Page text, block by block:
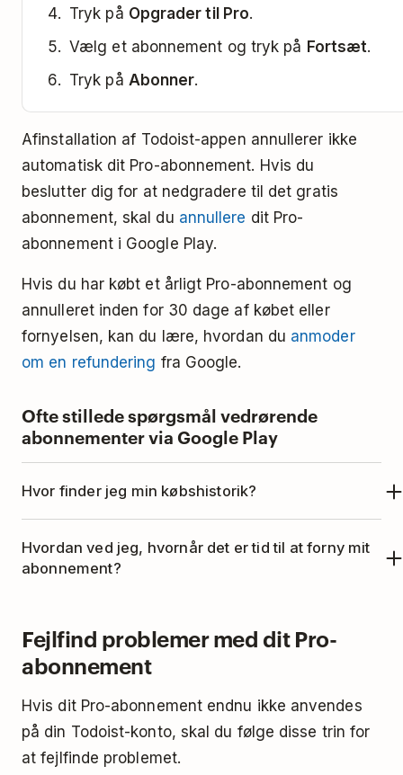
Tryk på Opgrader til Pro.
Vælg et abonnement og tryk på Fortsæt.
Tryk på Abonner.
Afinstallation af Todoist-appen annullerer ikke
automatisk dit Pro-abonnement. Hvis du
beslutter dig for at nedgradere til det gratis
abonnement, skal du annullere dit Pro-
abonnement i Google Play.
Hvis du har købt et årligt Pro-abonnement og
annulleret inden for 30 dage af købet eller
fornyelsen, kan du lære, hvordan du anmoder
om en refundering fra Google.
Ofte stillede spørgsmål vedrørende
abonnementer via Google Play
Hvor finder jeg min købshistorik?
instruktioner.
Hvordan ved jeg, hvornår det er tid til at forny mit
abonnement?
påmindelse, når dit abonnement er ved at skulle
fornyes.
Fejlfind problemer med dit Pro-
abonnement
Hvis dit Pro-abonnement endnu ikke anvendes
på din Todoist-konto, skal du følge disse trin for
at fejlfinde problemet.